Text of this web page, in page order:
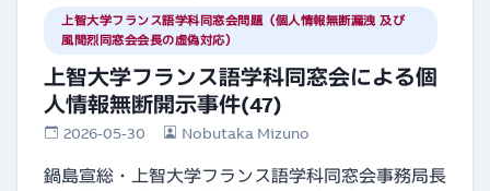
上智大学フランス語学科同窓会問題（個人情報無断漏洩 及び
風間烈同窓会会長の虚偽対応）
上智大学フランス語学科同窓会による個
人情報無断開示事件(47)
2026-05-30 Nobutaka Mizuno
鍋島宣総・上智大学フランス語学科同窓会事務局長